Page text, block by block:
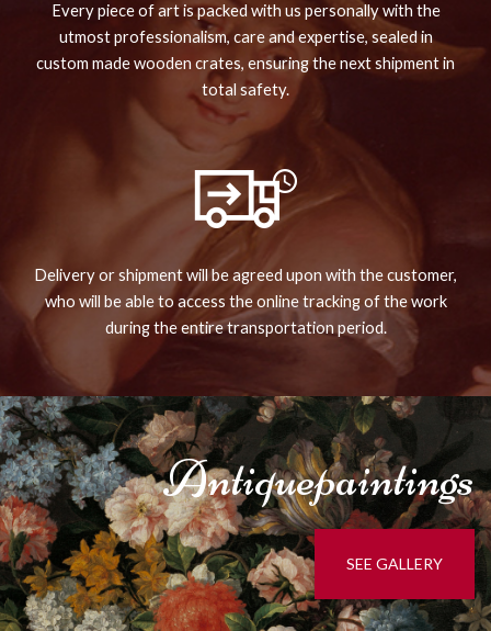
Every piece of art is packed with us personally with the
utmost professionalism, care and expertise, sealed in
custom made wooden crates, ensuring the next shipment in
total safety.
Delivery or shipment will be agreed upon with the customer,
who will be able to access the online tracking of the work
during the entire transportation period.
Antiquepaintings
SEE GALLERY